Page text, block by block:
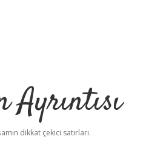
Ayrıntısı
dikkat çekici satırları.